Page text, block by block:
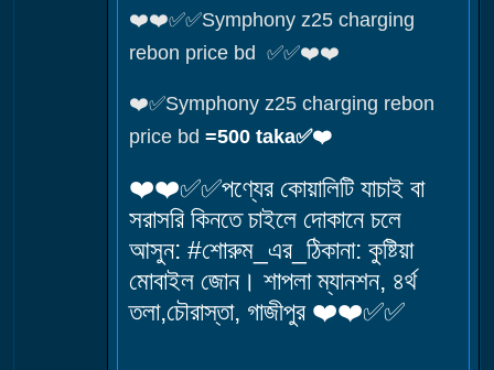
❤️❤️✅✅Symphony z25 charging
rebon price bd ✅✅❤️❤️
❤️✅Symphony z25 charging rebon
price bd=500 taka✅❤️
❤️❤️✅✅পণ্যের কোয়ালিটি যাচাই বা
সরাসরি কিনতে চাইলে দোকানে চলে
আসুন: #শোরুম_এর_ঠিকানা: কুষ্টিয়া
মোবাইল জোন। শাপলা ম্যানশন, ৪র্থ
তলা,চৌরাস্তা, গাজীপুর ❤️❤️✅✅